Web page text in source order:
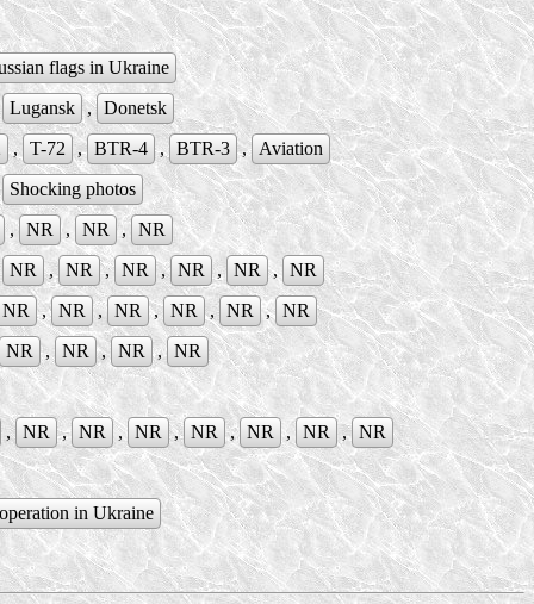
flags in Ukraine
Lugansk , Donetsk
, T-72 , BTR-4 , BTR-3 , Aviation
Shocking photos
, NR , NR , NR
NR , NR , NR , NR , NR ,
NR
NR , NR , NR , NR , NR , NR
NR , NR , NR , NR
, NR , NR , NR , NR , NR , NR , NR
in Ukraine